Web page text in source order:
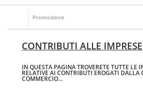
Promozione
CONTRIBUTI ALLE IMPRESE
IN QUESTA PAGINA TROVERETE TUTTE LE
RELATIVE AI CONTRIBUTI EROGATI DALLA
COMMERCIO...